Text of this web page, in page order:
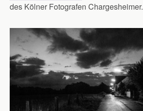
des Kölner Fotografen Chargesheimer.